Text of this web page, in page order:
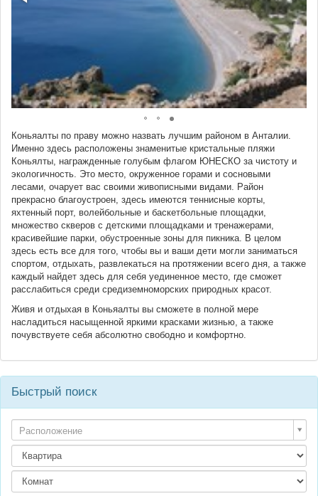
Коньяалты по праву можно назвать лучшим районом в Анталии.
Именно здесь расположены знаменитые кристальные пляжи
Коньялты, награжденные голубым флагом ЮНЕСКО за чистоту и
экологичность. Это место, окруженное горами и сосновыми
лесами, очарует вас своими живописными видами. Район
прекрасно благоустроен, здесь имеются теннисные корты,
яхтенный порт, волейбольные и баскетбольные площадки,
множество скверов с детскими площадками и тренажерами,
красивейшие парки, обустроенные зоны для пикника. В целом
здесь есть все для того, чтобы вы и ваши дети могли заниматься
спортом, отдыхать, развлекаться на протяжении всего дня, а также
каждый найдет здесь для себя уединенное место, где сможет
расслабиться среди средиземноморских природных красот.
Живя и отдыхая в Коньяалты вы сможете в полной мере
насладиться насыщенной яркими красками жизнью, а также
почувствуете себя абсолютно свободно и комфортно.
Быстрый поиск
Расположение